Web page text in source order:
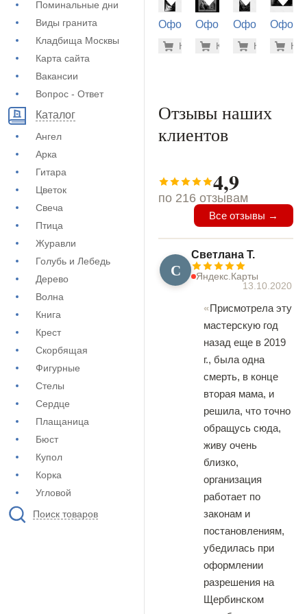
Поминальные дни
Виды гранита
Кладбища Москвы
Карта сайта
Вакансии
Вопрос - Ответ
Каталог
Ангел
Арка
Гитара
Цветок
Свеча
Птица
Журавли
Голубь и Лебедь
Дерево
Волна
Книга
Крест
Скорбящая
Фигурные
Стелы
Сердце
Плащаница
Бюст
Купол
Корка
Угловой
Поиск товаров
Оформление
(72-602)
-7% 5.600
Купить
Оформление
(73-438)
-7%
Купить
Оформление
(72-828)
-
Купить(73-
Отзывы наших
клиентов
4,9
по 216 отзывам
Все отзывы →
С
Светлана Т.
Яндекс.Карты
13.10.2020
Присмотрела эту
мастерскую год
назад еще в 2019
г., была одна
смерть, в конце
вторая мама, и
решила, что точно
обращусь сюда,
живу очень
близко,
организация
работает по
законам и
постановлениям,
убедилась при
оформлении
разрешения на
Щербинском